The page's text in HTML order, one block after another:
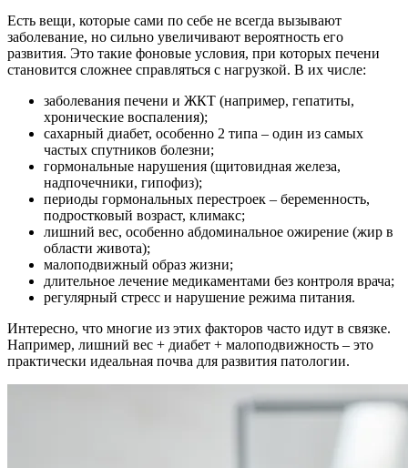
Есть вещи, которые сами по себе не всегда вызывают
заболевание, но сильно увеличивают вероятность его
развития. Это такие фоновые условия, при которых печени
становится сложнее справляться с нагрузкой. В их числе:
заболевания печени и ЖКТ (например, гепатиты,
хронические воспаления);
сахарный диабет, особенно 2 типа – один из самых
частых спутников болезни;
гормональные нарушения (щитовидная железа,
надпочечники, гипофиз);
периоды гормональных перестроек – беременность,
подростковый возраст, климакс;
лишний вес, особенно абдоминальное ожирение (жир в
области живота);
малоподвижный образ жизни;
длительное лечение медикаментами без контроля врача;
регулярный стресс и нарушение режима питания.
Интересно, что многие из этих факторов часто идут в связке.
Например, лишний вес + диабет + малоподвижность – это
практически идеальная почва для развития патологии.